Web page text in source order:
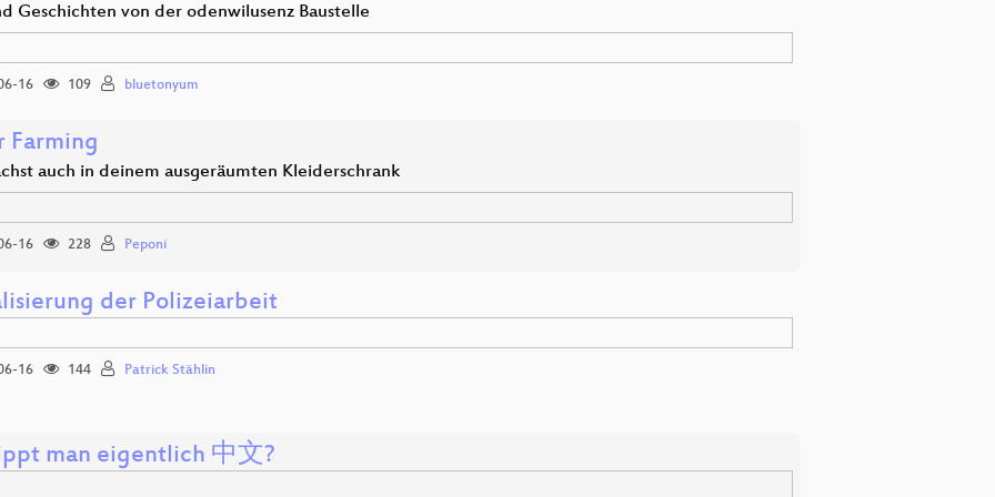
Geschichten von der odenwilusenz Baustelle
16 109 bluetonyum
Farming
auch in deinem ausgeräumten Kleiderschrank
16 228 Peponi
der Polizeiarbeit
16 144 Patrick Stählin
man eigentlich 中文?